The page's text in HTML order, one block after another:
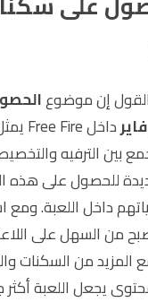
إن موضوع
داخلFree Fire
بين الترفيه
للحصول على هذه
داخل اللعبة. ومع
من السهل على
المزيد من السكنات
يجعل اللعبة